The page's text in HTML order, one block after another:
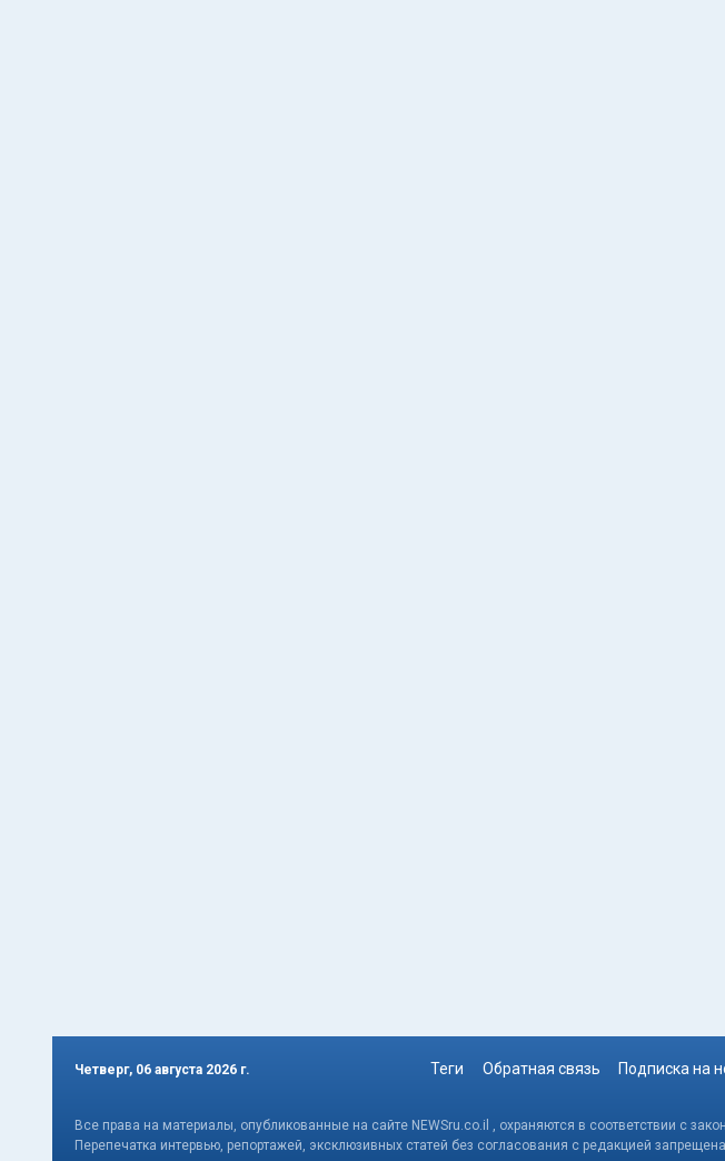
Четверг, 06 августа 2026 г. Теги Обратная связь Подписка на
Все права на материалы, опубликованные на сайте NEWSru.co.il , охраняются в соответствии с
Перепечатка интервью, репортажей, эксклюзивных статей без согласования с редакцией